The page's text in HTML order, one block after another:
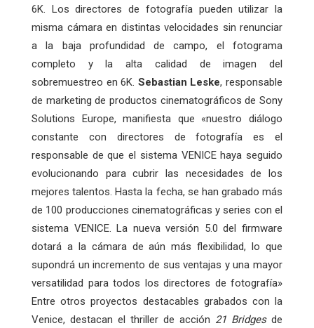
6K. Los directores de fotografía pueden utilizar la
misma cámara en distintas velocidades sin renunciar
a la baja profundidad de campo, el fotograma
completo y la alta calidad de imagen del
sobremuestreo en 6K. Sebastian Leske, responsable
de marketing de productos cinematográficos de Sony
Solutions Europe, manifiesta que «nuestro diálogo
constante con directores de fotografía es el
responsable de que el sistema VENICE haya seguido
evolucionando para cubrir las necesidades de los
mejores talentos. Hasta la fecha, se han grabado más
de 100 producciones cinematográficas y series con el
sistema VENICE. La nueva versión 5.0 del firmware
dotará a la cámara de aún más flexibilidad, lo que
supondrá un incremento de sus ventajas y una mayor
versatilidad para todos los directores de fotografía»
Entre otros proyectos destacables grabados con la
Venice, destacan el thriller de acción 21 Bridgesde